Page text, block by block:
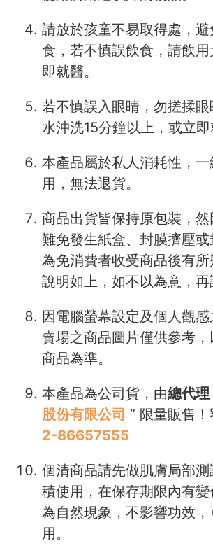
請放於孩童不易取得處，
食，若不慎誤飲食，請飲
即就醫。
若不慎誤入眼睛，勿搓揉眼
水沖洗15分鐘以上，或立即
本產品屬於私人消耗性，
用，無法退貨。
商品出貨皆保持原包裝，
難免發生紙盒、封膜擠壓或
為免消費者收受商品後有
說明如上，如不以為意，再
因電腦螢幕設定及個人觀
賣場之商品圖片僅供參考
商品為準。
本產品為公司貨，由總代理
股份有限公司 “ 限量販售！
2-86657555
個清商品請先做肌膚局部
積使用，在保存期限內有
為自然現象，不影響功效
用。